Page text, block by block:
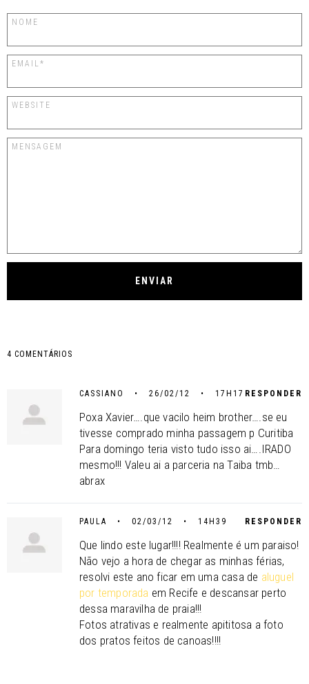
4 COMENTÁRIOS
CASSIANO • 26/02/12 • 17H17 RESPONDER
Poxa Xavier….que vacilo heim brother….se eu
tivesse comprado minha passagem p Curitiba
Para domingo teria visto tudo isso ai….IRADO
mesmo!!! Valeu ai a parceria na Taiba tmb…
abrax
PAULA • 02/03/12 • 14H39 RESPONDER
Que lindo este lugar!!!! Realmente é um paraiso!
Não vejo a hora de chegar as minhas férias,
resolvi este ano ficar em uma casa de aluguel
por temporada em Recife e descansar perto
dessa maravilha de praia!!!
Fotos atrativas e realmente apititosa a foto
dos pratos feitos de canoas!!!!